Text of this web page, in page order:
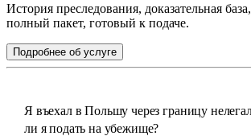
История преследования, доказательная
полный пакет, готовый к подаче.
Подробнее об услуге
Я въехал в Польшу через границу
ли я подать на убежище?